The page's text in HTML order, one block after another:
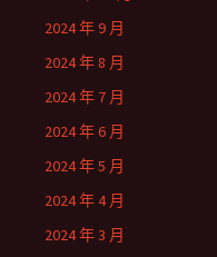
2024 年 9 月
2024 年 8 月
2024 年 7 月
2024 年 6 月
2024 年 5 月
2024 年 4 月
2024 年 3 月